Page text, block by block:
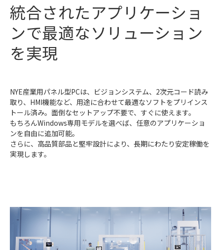
統合されたアプリケーショ
ンで最適なソリューション
を実現
NYE産業用パネル型PCは、ビジョンシステム、2次元コード読み
取り、HMI機能など、用途に合わせて最適なソフトをプリインス
トール済み。面倒なセットアップ不要で、すぐに使えます。
もちろんWindows専用モデルを選べば、任意のアプリケーショ
ンを自由に追加可能。
さらに、高品質部品と堅牢設計により、長期にわたり安定稼働を
実現します。